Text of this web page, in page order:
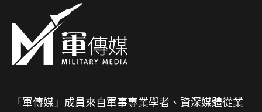
「軍傳媒」成員來自軍事專業學者、資深媒體從業